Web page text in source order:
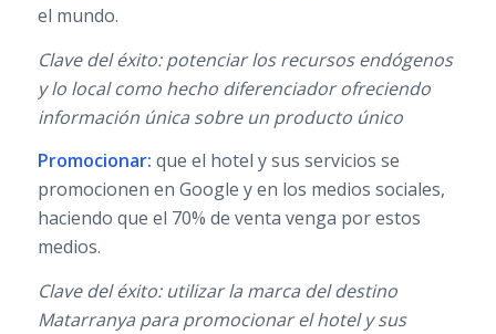
el mundo.
Clave del éxito: potenciar los recursos endógenos
y lo local como hecho diferenciador ofreciendo
información única sobre un producto único
Promocionar: que el hotel y sus servicios se
promocionen en Google y en los medios sociales,
haciendo que el 70% de venta venga por estos
medios.
Clave del éxito: utilizar la marca del destino
Matarranya para promocionar el hotel y sus